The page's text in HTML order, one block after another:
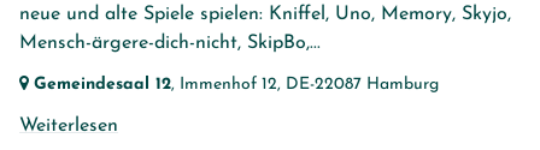
neue und alte Spiele spielen: Kniffel, Uno, Memory, Skyjo,
Mensch-ärgere-dich-nicht, SkipBo,...
Gemeindesaal 12, Immenhof 12, DE-22087 Hamburg
Weiterlesen